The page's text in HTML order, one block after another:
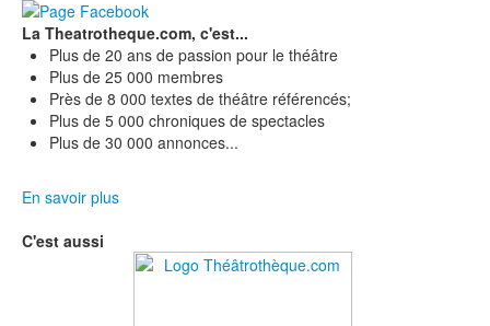
La Theatrotheque.com, c'est...
Plus de 20 ans de passion pour le théâtre
Plus de 25 000 membres
Près de 8 000 textes de théâtre référencés;
Plus de 5 000 chroniques de spectacles
Plus de 30 000 annonces...
En savoir plus
C'est aussi